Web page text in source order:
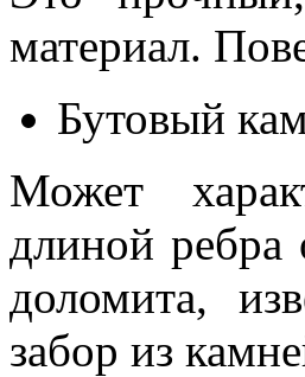
материал.
Бутовый
Может
длиной
доломита,
забор из